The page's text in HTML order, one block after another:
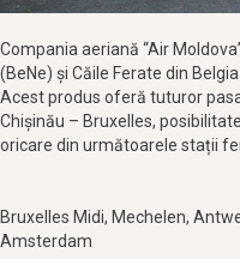
Compania aeriană “Air
(BeNe) și Căile Ferate din
Acest produs oferă tuturor
Chișinău – Bruxelles,
oricare din următoarele stații
Bruxelles Midi, Mechelen,
Amsterdam